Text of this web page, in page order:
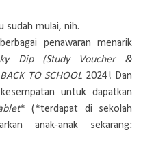
sudah mulai, nih.
penawaran menarik
Dip (Study Voucher &
BACK TO SCHOOL2024! Dan
untuk dapatkan
* (*terdapat di sekolah
anak-anak sekarang: